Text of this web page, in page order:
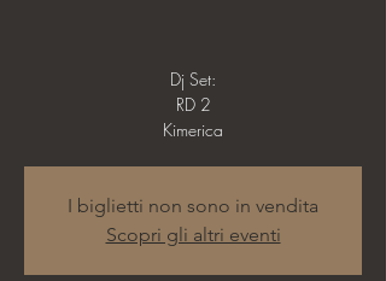
Dj Set:
RD 2
I biglietti non sono in vendita
Scopri gli altri eventi